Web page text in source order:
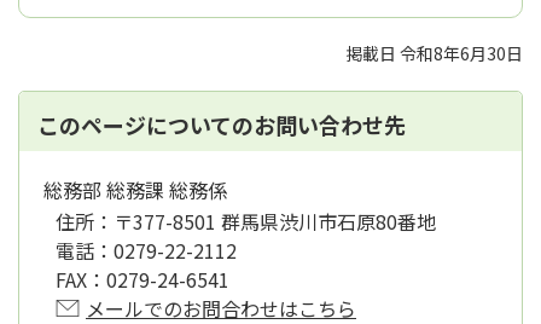
掲載日 令和8年6月30日
このページについてのお問い合わせ先
総務部 総務課 総務係
住所： 〒377-8501 群馬県渋川市石原80番地
電話： 0279-22-2112
FAX： 0279-24-6541
メールでのお問合わせはこちら